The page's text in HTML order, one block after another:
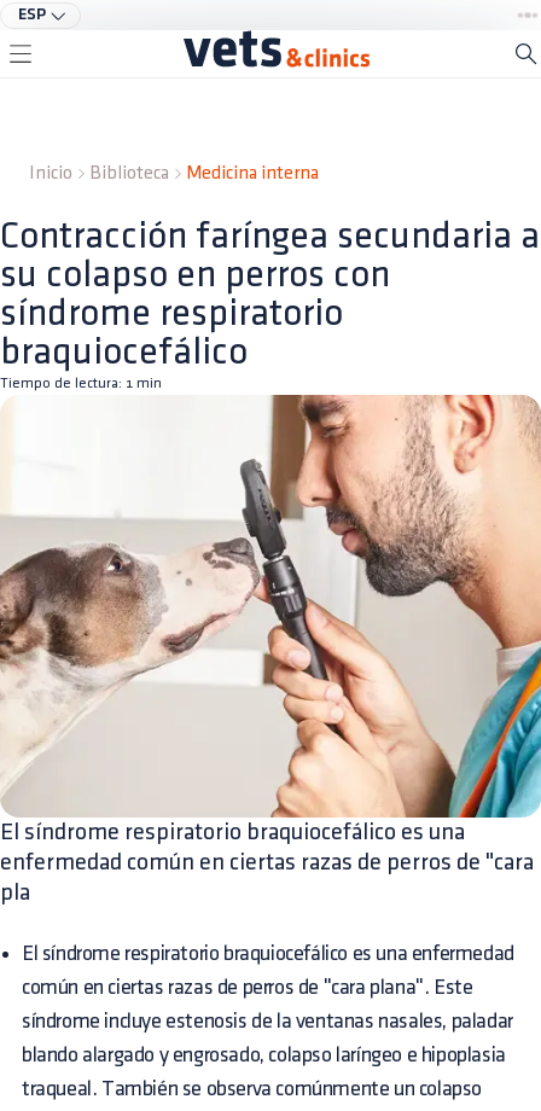
ESP
Inicio Biblioteca Medicina interna
Contracción faríngea secundaria a
su colapso en perros con
síndrome respiratorio
braquiocefálico
Tiempo de lectura: 1 min
El síndrome respiratorio braquiocefálico es una
enfermedad común en ciertas razas de perros de "cara
pla
El síndrome respiratorio braquiocefálico es una enfermedad
común en ciertas razas de perros de "cara plana". Este
síndrome incluye estenosis de la ventanas nasales, paladar
blando alargado y engrosado, colapso laríngeo e hipoplasia
traqueal. También se observa comúnmente un colapso